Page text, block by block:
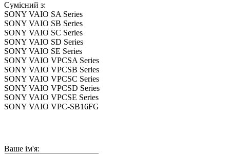
Сумісний з:
SONY VAIO SA Series
SONY VAIO SB Series
SONY VAIO SC Series
SONY VAIO SD Series
SONY VAIO SE Series
SONY VAIO VPCSA Series
SONY VAIO VPCSB Series
SONY VAIO VPCSC Series
SONY VAIO VPCSD Series
SONY VAIO VPCSE Series
SONY VAIO VPC-SB16FG
Ваше ім'я: